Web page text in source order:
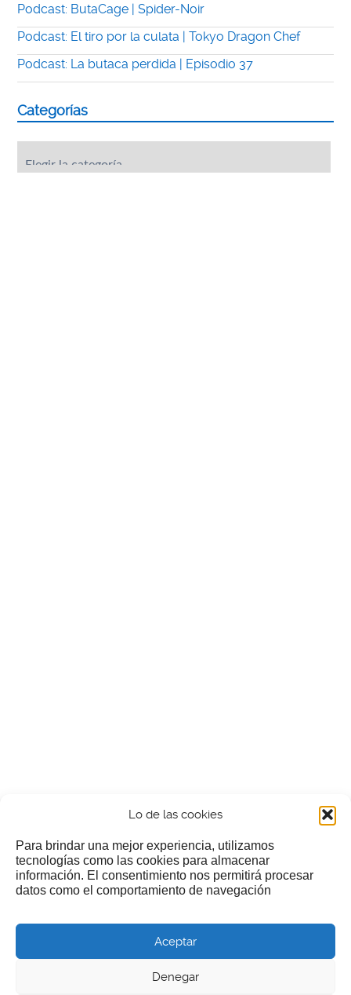
Lo de las cookies
Para brindar una mejor experiencia, utilizamos
tecnologías como las cookies para almacenar
información. El consentimiento nos permitirá procesar
datos como el comportamiento de navegación
Aceptar
Denegar
Podcast: ButaCage | Spider-Noir
Podcast: El tiro por la culata | Tokyo Dragon Chef
Podcast: La butaca perdida | Episodio 37
Categorías
¿Nos invitas a un cafecillo?
Si te gusta nuestra web puedes echar limosna a estos